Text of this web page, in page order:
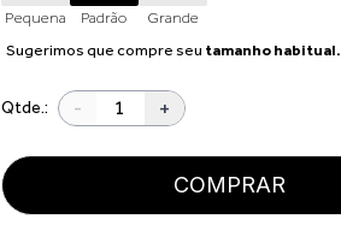
Pequena Padrão
Grande
Sugerimos que compre seu tamanho habitual.
Qtde.: - +
COMPRAR